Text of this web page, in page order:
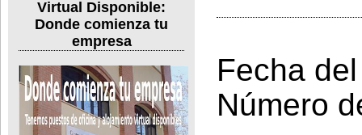
Virtual Disponible:
Donde comienza tu
empresa
Fecha
Número